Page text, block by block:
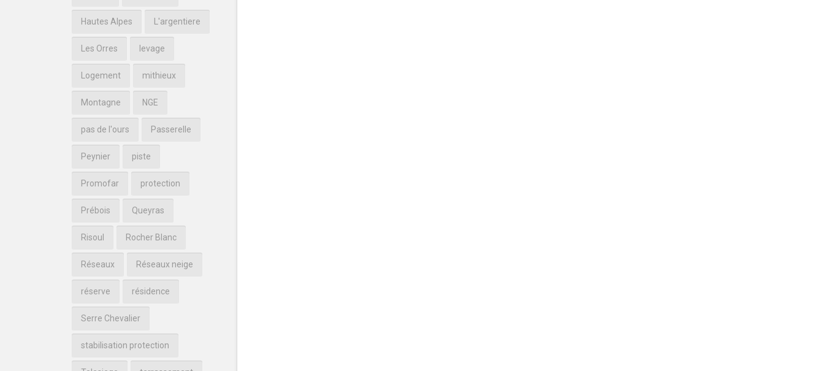
Hautes Alpes L'argentiere
Les Orres levage
Logement mithieux
Montagne NGE
pas de l'ours Passerelle
Peynier piste
Promofar protection
Prébois Queyras
Risoul Rocher Blanc
Réseaux Réseaux neige
réserve résidence
Serre Chevalier
stabilisation protection